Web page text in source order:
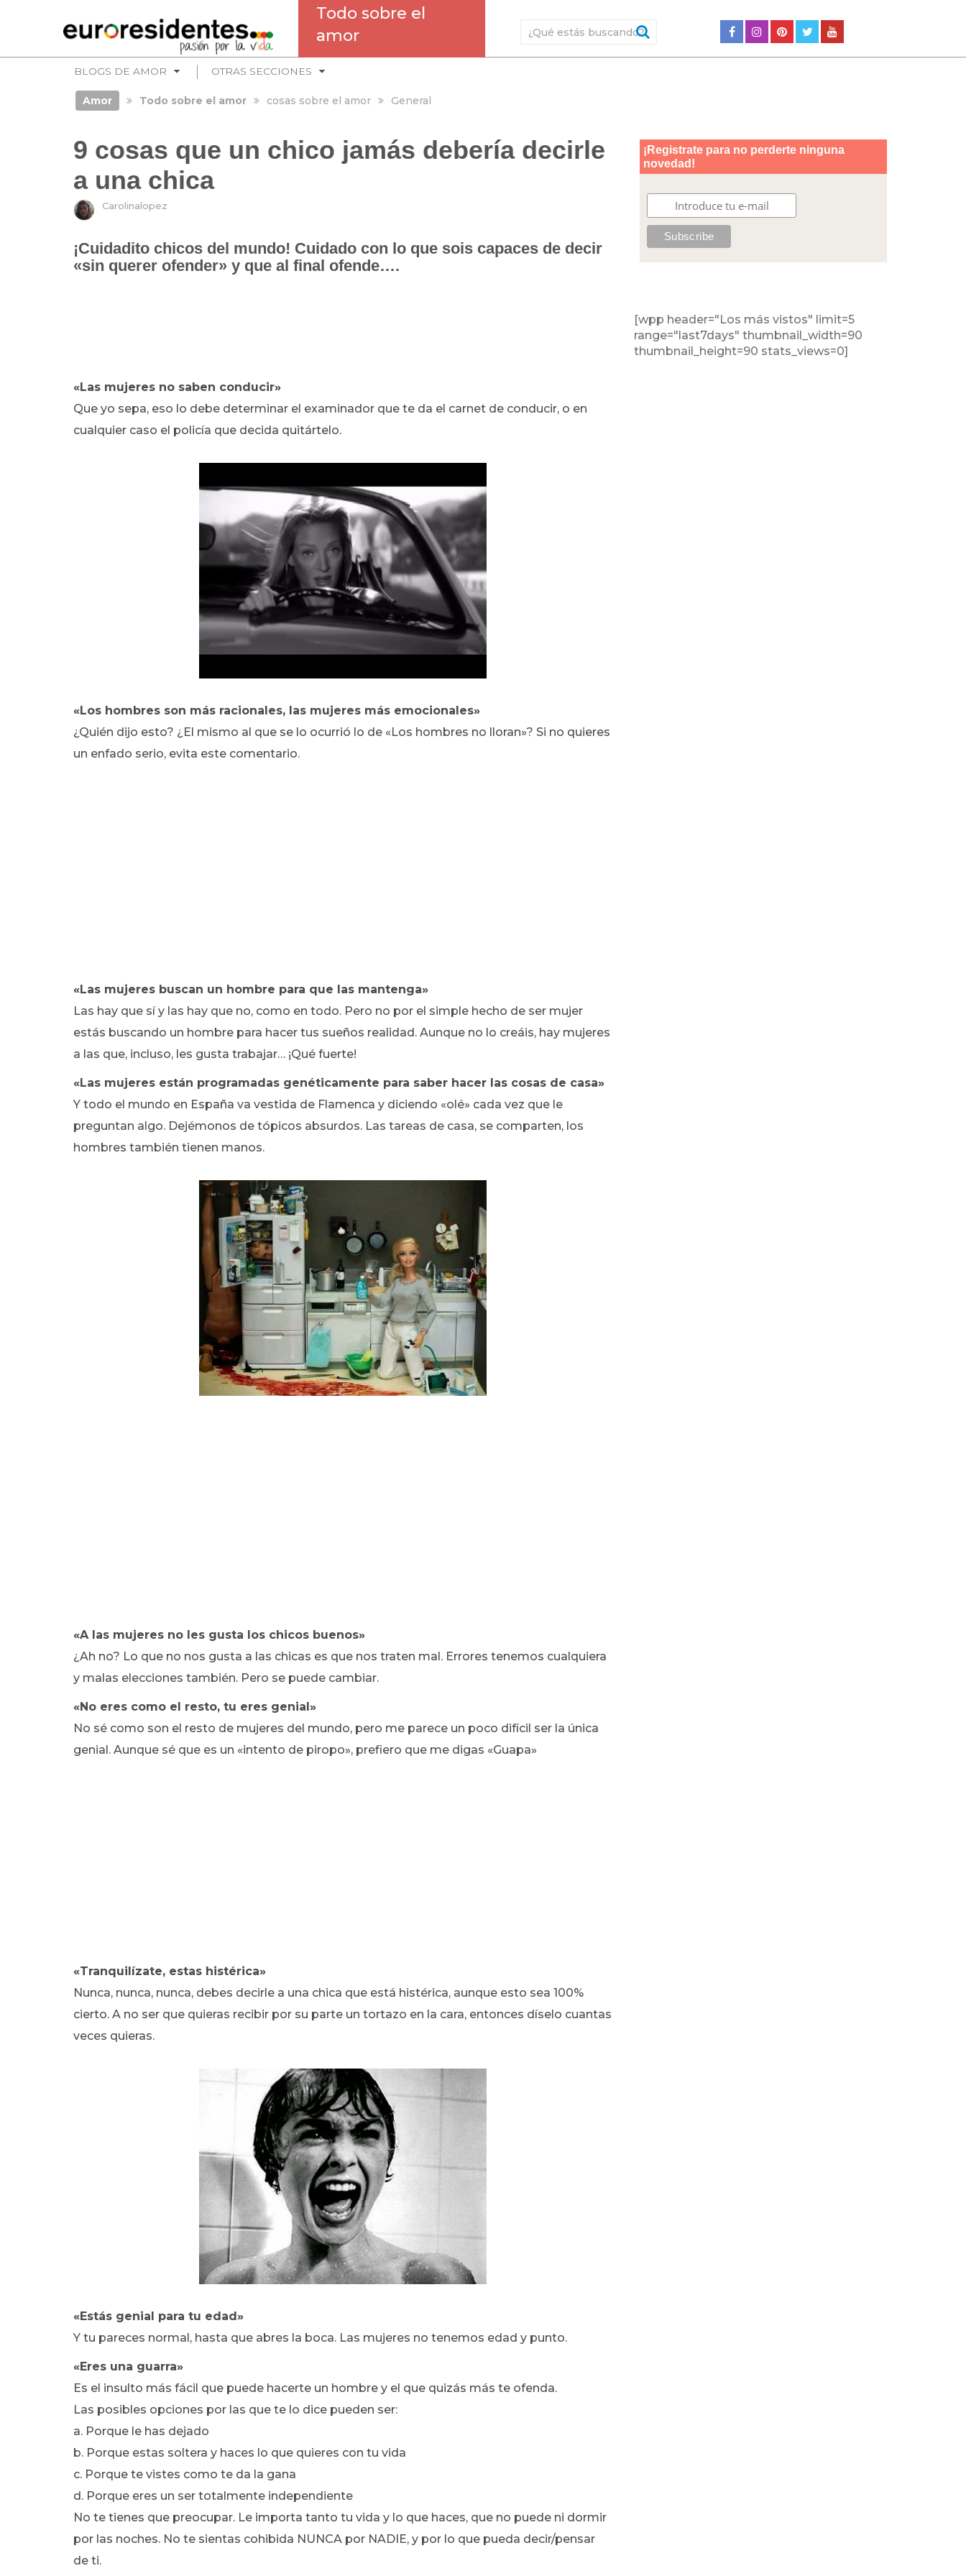
Todo sobre el
amor
BLOGS DE AMOR OTRAS SECCIONES
Amor Todo sobre el amor cosas sobre el amor General
9 cosas que un chico jamás debería decirle
a una chica
Carolinalopez
¡Cuidadito chicos del mundo! Cuidado con lo que sois capaces de decir
«sin querer ofender» y que al final ofende….
«Las mujeres no saben conducir»
Que yo sepa, eso lo debe determinar el examinador que te da el carnet de conducir, o en
cualquier caso el policía que decida quitártelo.
«Los hombres son más racionales, las mujeres más emocionales»
¿Quién dijo esto? ¿El mismo al que se lo ocurrió lo de «Los hombres no lloran»? Si no quieres
un enfado serio, evita este comentario.
«Las mujeres buscan un hombre para que las mantenga»
Las hay que sí y las hay que no, como en todo. Pero no por el simple hecho de ser mujer
estás buscando un hombre para hacer tus sueños realidad. Aunque no lo creáis, hay mujeres
a las que, incluso, les gusta trabajar… ¡Qué fuerte!
«Las mujeres están programadas genéticamente para saber hacer las cosas de casa»
Y todo el mundo en España va vestida de Flamenca y diciendo «olé» cada vez que le
preguntan algo. Dejémonos de tópicos absurdos. Las tareas de casa, se comparten, los
hombres también tienen manos.
«A las mujeres no les gusta los chicos buenos»
¿Ah no? Lo que no nos gusta a las chicas es que nos traten mal. Errores tenemos cualquiera
y malas elecciones también. Pero se puede cambiar.
«No eres como el resto, tu eres genial»
No sé como son el resto de mujeres del mundo, pero me parece un poco difícil ser la única
genial. Aunque sé que es un «intento de piropo», prefiero que me digas «Guapa»
«Tranquilízate, estas histérica»
Nunca, nunca, nunca, debes decirle a una chica que está histérica, aunque esto sea 100%
cierto. A no ser que quieras recibir por su parte un tortazo en la cara, entonces díselo cuantas
veces quieras.
«Estás genial para tu edad»
Y tu pareces normal, hasta que abres la boca. Las mujeres no tenemos edad y punto.
«Eres una guarra»
Es el insulto más fácil que puede hacerte un hombre y el que quizás más te ofenda.
Las posibles opciones por las que te lo dice pueden ser:
a. Porque le has dejado
b. Porque estas soltera y haces lo que quieres con tu vida
c. Porque te vistes como te da la gana
d. Porque eres un ser totalmente independiente
No te tienes que preocupar. Le importa tanto tu vida y lo que haces, que no puede ni dormir
por las noches. No te sientas cohibida NUNCA por NADIE, y por lo que pueda decir/pensar
de ti.
[wpp header="Los más vistos" limit=5
range="last7days" thumbnail_width=90
thumbnail_height=90 stats_views=0]